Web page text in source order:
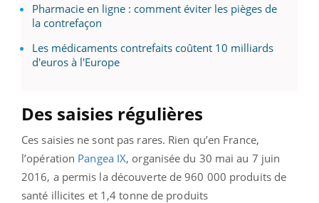
Pharmacie en ligne : comment éviter les pièges de
la contrefaçon
Les médicaments contrefaits coûtent 10 milliards
d'euros à l'Europe
Des saisies régulières
Ces saisies ne sont pas rares. Rien qu’en France,
l’opération Pangea IX, organisée du 30 mai au 7 juin
2016, a permis la découverte de 960 000 produits de
santé illicites et 1,4 tonne de produits